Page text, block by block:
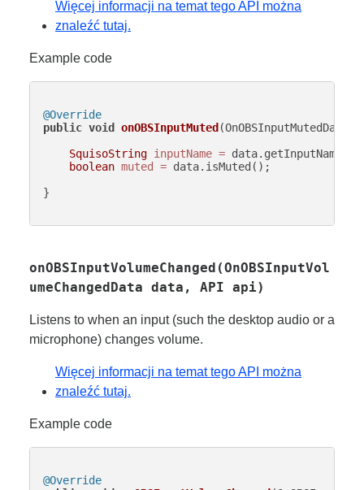
Więcej informacji na temat tego API można
znaleźć tutaj.
Example code
@Override
public void onOBSInputMuted
SquisoString inputName = data.getInputName();
boolean muted = data.isMuted();
}
onOBSInputVolumeChanged(OnOBSInputVol
umeChangedData data, API api)
Listens to when an input (such the desktop audio or a
microphone) changes volume.
Więcej informacji na temat tego API można
znaleźć tutaj.
Example code
@Override